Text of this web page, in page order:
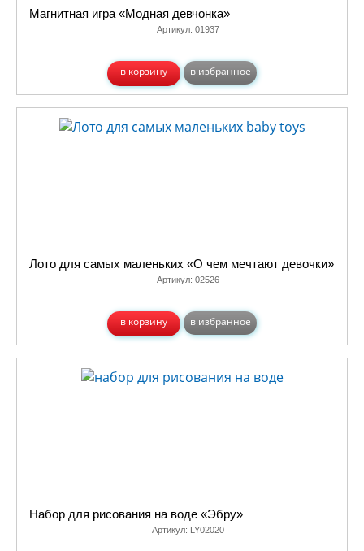
Магнитная игра «Модная девчонка»
Артикул: 01937
в корзину в избранное
Лото для самых маленьких «О чем мечтают девочки»
Артикул: 02526
в корзину в избранное
Набор для рисования на воде «Эбру»
Артикул: LY02020